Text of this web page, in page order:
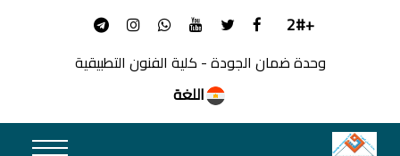
+2#
وحدة ضمان الجودة - كلية الفنون التطبيقية
اللغة